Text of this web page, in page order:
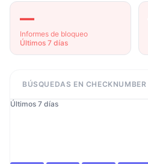
—
Informes de bloqueo
Últimos 7 días
BÚSQUEDAS EN CHECKNUMBER
Últimos 7 días